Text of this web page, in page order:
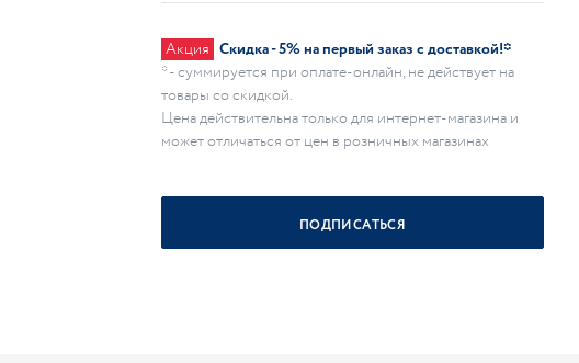
Акция Скидка - 5% на первый заказ с доставкой!*
* - суммируется при оплате-онлайн, не действует на
товары со скидкой.
Цена действительна только для интернет-магазина и
может отличаться от цен в розничных магазинах
ПОДПИСАТЬСЯ